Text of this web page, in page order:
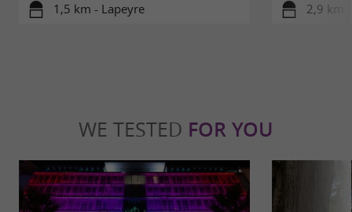
1,5 km - Lapeyre 2,9 km
WE TESTED FOR YOU